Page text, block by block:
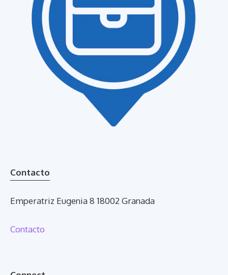
Contacto
Emperatriz Eugenia 8 18002 Granada
Contacto